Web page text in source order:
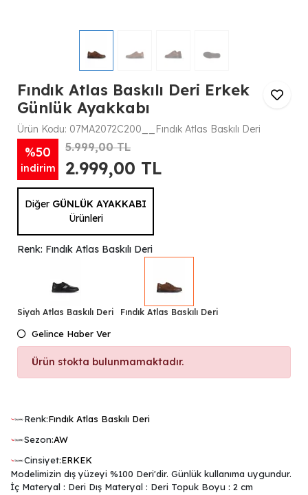
Fındık Atlas Baskılı Deri Erkek
Günlük Ayakkabı
Ürün Kodu: 07MA2072C200__Fındık Atlas Baskılı Deri
%50
indirim
5.999,00 TL
2.999,00 TL
Diğer GÜNLÜK AYAKKABI
Ürünleri
Renk: Fındık Atlas Baskılı Deri
Siyah Atlas Baskılı Deri Fındık Atlas Baskılı Deri
Gelince Haber Ver
Ürün stokta bulunmamaktadır.
Renk:Fındık Atlas Baskılı Deri
Sezon:AW
Cinsiyet:ERKEK
Modelimizin dış yüzeyi %100 Deri'dir. Günlük kullanıma uygundur.
İç Materyal : Deri Dış Materyal : Deri Topuk Boyu : 2 cm